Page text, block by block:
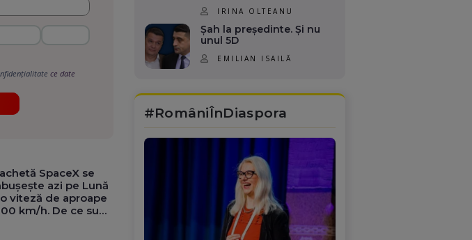
ce date
SpaceX se
azi pe Lună
viteză de aproape
km/h. De ce sunt
IRINA OLTEANU
Șah la președinte. Și nu
unul 5D
EMILIAN ISAILĂ
#RomâniÎnDiaspora